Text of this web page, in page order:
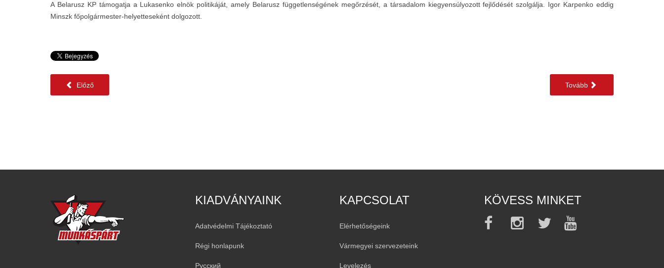
A Belarusz KP támogatja a Lukasenko elnök politikáját, amely Belarusz függetlenségének megőrzését, a társadalom kiegyensúlyozott fejlődését szolgálja. Igor Karpenko eddig
Minszk főpolgármester-helyetteseként dolgozott.
Előző Tovább
KIADVÁNYAINK
Adatvédelmi Tájékoztató
Régi honlapunk
Русский
KAPCSOLAT
Elérhetőségeink
Vármegyei szervezeteink
Levelezés
KÖVESS MINKET